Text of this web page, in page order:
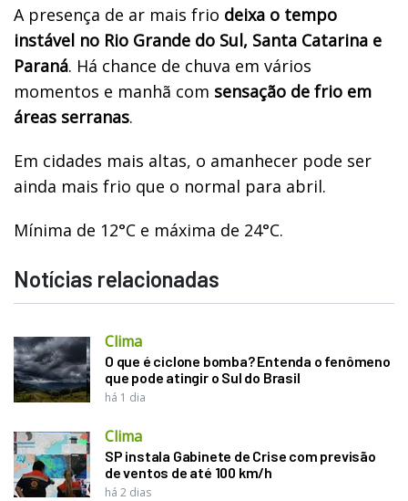
A presença de ar mais frio deixa o tempo
instável no Rio Grande do Sul, Santa Catarina e
Paraná. Há chance de chuva em vários
momentos e manhã com sensação de frio em
áreas serranas.
Em cidades mais altas, o amanhecer pode ser
ainda mais frio que o normal para abril.
Mínima de 12°C e máxima de 24°C.
Notícias relacionadas
Clima
O que é ciclone bomba? Entenda o fenômeno
que pode atingir o Sul do Brasil
há 1 dia
Clima
SP instala Gabinete de Crise com previsão
de ventos de até 100 km/h
há 2 dias